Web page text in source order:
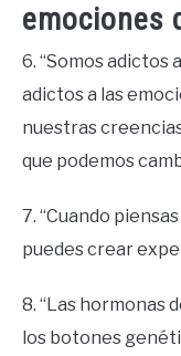
emociones
6. “Somos adictos
adictos a las
nuestras
que podemos
7. “Cuando
puedes crear
8. “Las hormonas
los botones